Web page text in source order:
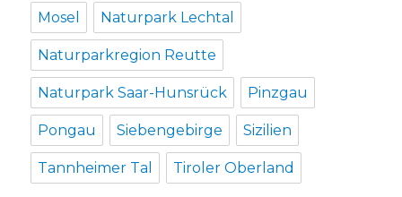
Mosel Naturpark Lechtal
Naturparkregion Reutte
Naturpark Saar-Hunsrück Pinzgau
Pongau Siebengebirge Sizilien
Tannheimer Tal Tiroler Oberland